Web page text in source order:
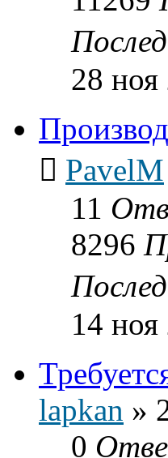
28
PavelM
11
8296
14
lapkan »
0